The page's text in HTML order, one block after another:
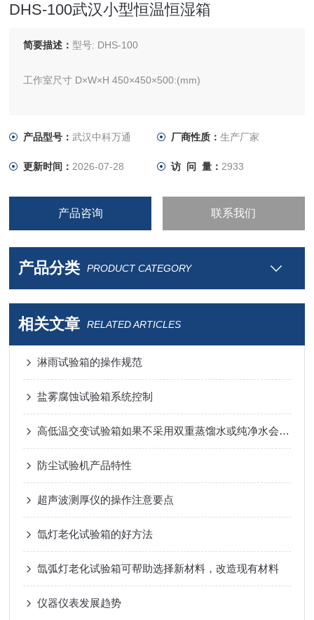
DHS-100武汉小型恒温恒湿箱
简要描述：型号: DHS-100
工作室尺寸 D×W×H 450×450×500:(mm)
产品型号：武汉中科万通 厂商性质： 生产厂家
更新时间： 2026-07-28 访 问 量： 2933
产品咨询 联系我们
产品分类 PRODUCT CATEGORY
相关文章 RELATED ARTICLES
淋雨试验箱的操作规范
盐雾腐蚀试验箱系统控制
高低温交变试验箱如果不采用双重蒸馏水或纯净水会有什么影响？
防尘试验机产品特性
超声波测厚仪的操作注意要点
氙灯老化试验箱的好方法
氙弧灯老化试验箱可帮助选择新材料，改造现有材料
仪器仪表发展趋势